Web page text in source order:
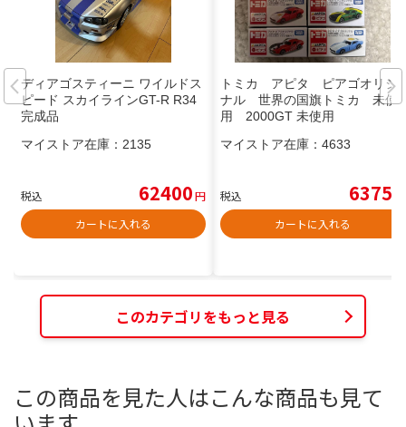
ディアゴスティーニ ワイルドス
ピード スカイラインGT-R R34
完成品
マイストア在庫： 2135
税込 62400円
カートに入れる
トミカ アピタ ピアゴオリジ
ナル 世界の国旗トミカ 未使
用 2000GT 未使用
マイストア在庫： 4633
税込 6375
カートに入れる
このカテゴリをもっと見る
この商品を見た人はこんな商品も見て